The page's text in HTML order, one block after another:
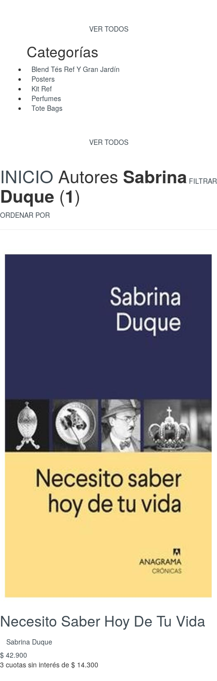
VER TODOS
Categorías
Blend Tés Ref Y Gran Jardín
Posters
Kit Ref
Perfumes
Tote Bags
VER TODOS
FILTRAR
INICIO Autores Sabrina
Duque (1)
ORDENAR POR
Necesito Saber Hoy De Tu Vida
Sabrina Duque
$ 42.900
3 cuotas sin interés de $ 14.300